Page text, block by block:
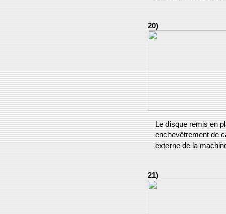
20)
Le disque remis en
enchevêtrement de
externe de la
21)